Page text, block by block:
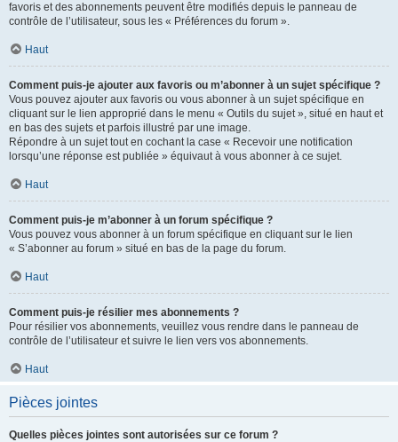
favoris et des abonnements peuvent être modifiés depuis le panneau de
contrôle de l’utilisateur, sous les « Préférences du forum ».
Haut
Comment puis-je ajouter aux favoris ou m’abonner à un sujet spécifique ?
Vous pouvez ajouter aux favoris ou vous abonner à un sujet spécifique en
cliquant sur le lien approprié dans le menu « Outils du sujet », situé en haut et
en bas des sujets et parfois illustré par une image.
Répondre à un sujet tout en cochant la case « Recevoir une notification
lorsqu’une réponse est publiée » équivaut à vous abonner à ce sujet.
Haut
Comment puis-je m’abonner à un forum spécifique ?
Vous pouvez vous abonner à un forum spécifique en cliquant sur le lien
« S’abonner au forum » situé en bas de la page du forum.
Haut
Comment puis-je résilier mes abonnements ?
Pour résilier vos abonnements, veuillez vous rendre dans le panneau de
contrôle de l’utilisateur et suivre le lien vers vos abonnements.
Haut
Pièces jointes
Quelles pièces jointes sont autorisées sur ce forum ?